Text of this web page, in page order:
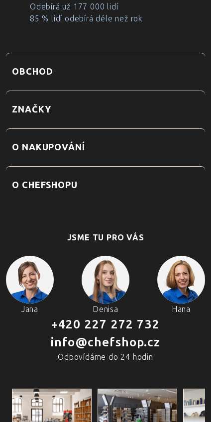
Odebírá už 177 000 lidí
85 % lidí odebírá déle než rok
OBCHOD
ZNAČKY
O NAKUPOVÁNÍ
O CHEFSHOPU
JSME TU PRO VÁS
Jana Denisa Hana
+420 227 272 732
info@chefshop.cz
Odpovídáme do 24 hodin